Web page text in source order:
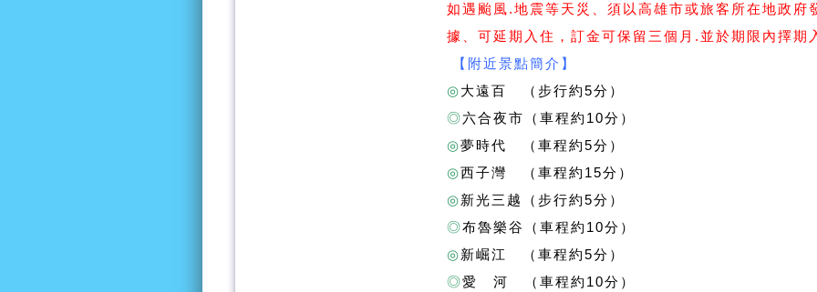
如遇颱風.地震等天災、須以高雄市或旅客所在地政府
據、可延期入住，訂金可保留三個月.並於期限內擇期
【附近景點簡介】
◎大遠百 （步行約5分）
◎六合夜市（車程約10分）
◎夢時代 （車程約5分）
◎西子灣 （車程約15分）
◎新光三越（步行約5分）
◎布魯樂谷（車程約10分）
◎新崛江 （車程約5分）
◎愛 河 （車程約10分）